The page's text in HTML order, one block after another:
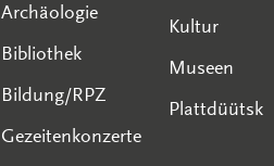
Archäologie
Bibliothek
Bildung/RPZ
Gezeitenkonzerte
Kultur
Museen
Plattdüütsk